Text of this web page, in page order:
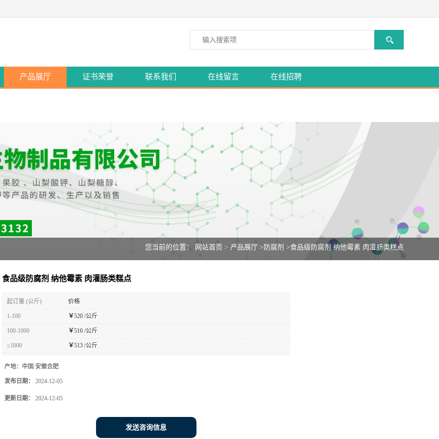
产品展厅 证书荣誉 联系我们 在线留言 在线招聘
您当前的位置： 网站首页 > 产品展厅 > 防腐剂 >食品级防腐剂 纳他霉素 肉灌肠类糕点
食品级防腐剂 纳他霉素 肉灌肠类糕点
起订量 (公斤) 价格
1-100 ￥520 /公斤
100-1000 ￥516 /公斤
≥1000 ￥513 /公斤
产地： 中国 安徽合肥
发布日期： 2024-12-05
更新日期： 2024-12-05
发送咨询信息